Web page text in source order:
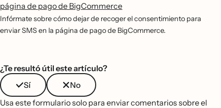
página de pago de BigCommerce
Infórmate sobre cómo dejar de recoger el consentimiento para
enviar SMS en la página de pago de BigCommerce.
¿Te resultó útil este artículo?
Sí
No
Usa este formulario solo para enviar comentarios sobre el